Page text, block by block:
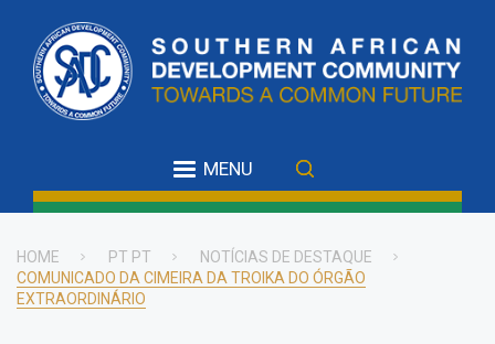
main
content
MENU
Breadcrumb
HOME PT PT
NOTÍCIAS DE DESTAQUE
COMUNICADO DA CIMEIRA DA TROIKA DO ÓRGÃO
EXTRAORDINÁRIO